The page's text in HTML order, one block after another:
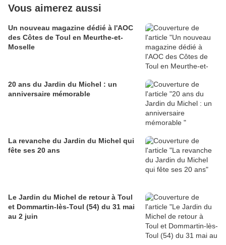
Vous aimerez aussi
Un nouveau magazine dédié à l'AOC
des Côtes de Toul en Meurthe-et-
Moselle
20 ans du Jardin du Michel : un
anniversaire mémorable
La revanche du Jardin du Michel qui
fête ses 20 ans
Le Jardin du Michel de retour à Toul
et Dommartin-lès-Toul (54) du 31 mai
au 2 juin